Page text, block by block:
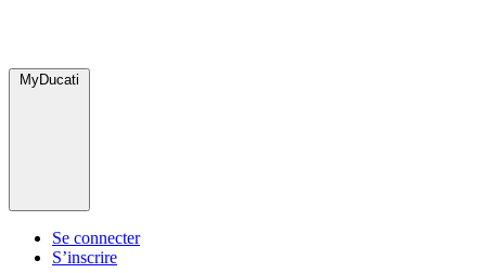
MyDucati
Se connecter
S’inscrire